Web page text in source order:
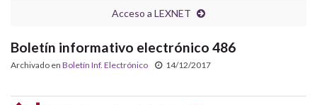
Acceso a LEXNET
Boletín informativo electrónico 486
Archivado en Boletín Inf. Electrónico 14/12/2017